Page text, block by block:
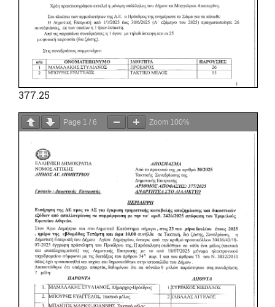
377.25
Page 1 / 6 Zoom 100%